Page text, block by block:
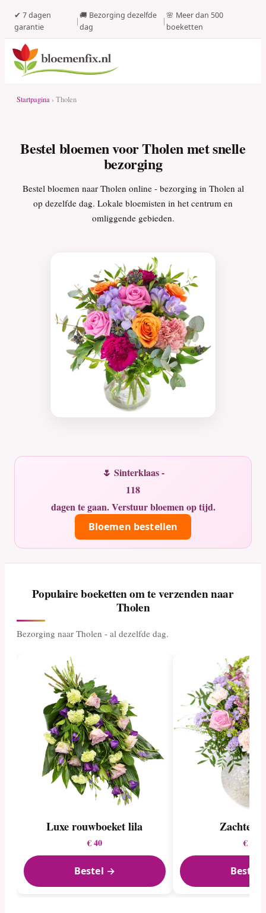
✔ 7 dagen
garantie
|
🚚 Bezorging dezelfde
dag
|
🌸 Meer dan 500
boeketten
Startpagina › Tholen
Bestel bloemen voor Tholen met snelle
bezorging
Bestel bloemen naar Tholen online - bezorging in Tholen al
op dezelfde dag. Lokale bloemisten in het centrum en
omliggende gebieden.
🌷 Sinterklaas -
118
dagen te gaan. Verstuur bloemen op tijd.
Bloemen bestellen
Populaire boeketten om te verzenden naar
Tholen
Bezorging naar Tholen - al dezelfde dag.
Luxe rouwboeket lila
€ 40
Bestel →
Zachte
€ 29
Bestel